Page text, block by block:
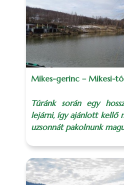
Mikes-gerinc – Mikesi-
Túránk során egy
lejárni, így ajánlott kellő
uzsonnát pakolnunk